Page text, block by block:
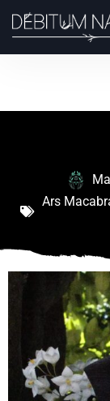
Ars